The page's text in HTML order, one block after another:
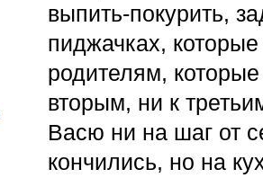
выпить-покурить,
пиджачках,
родителям,
вторым, ни к
Васю ни на шаг от
кончились, но на